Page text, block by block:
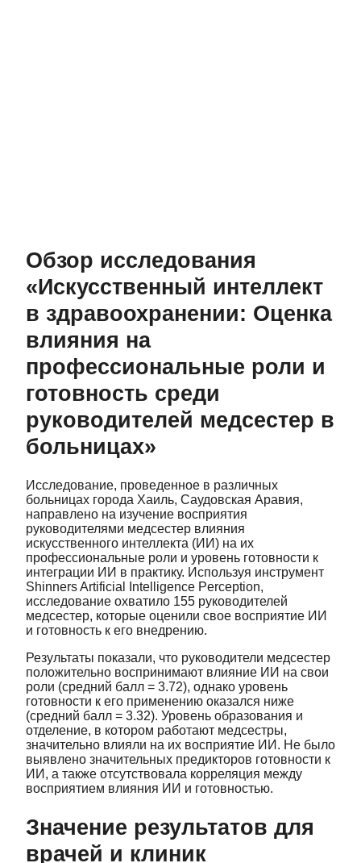
Обзор исследования
«Искусственный интеллект
в здравоохранении: Оценка
влияния на
профессиональные роли и
готовность среди
руководителей медсестер в
больницах»
Исследование, проведенное в различных
больницах города Хаиль, Саудовская Аравия,
направлено на изучение восприятия
руководителями медсестер влияния
искусственного интеллекта (ИИ) на их
профессиональные роли и уровень готовности к
интеграции ИИ в практику. Используя инструмент
Shinners Artificial Intelligence Perception,
исследование охватило 155 руководителей
медсестер, которые оценили свое восприятие ИИ
и готовность к его внедрению.
Результаты показали, что руководители медсестер
положительно воспринимают влияние ИИ на свои
роли (средний балл = 3.72), однако уровень
готовности к его применению оказался ниже
(средний балл = 3.32). Уровень образования и
отделение, в котором работают медсестры,
значительно влияли на их восприятие ИИ. Не было
выявлено значительных предикторов готовности к
ИИ, а также отсутствовала корреляция между
восприятием влияния ИИ и готовностью.
Значение результатов для
врачей и клиник